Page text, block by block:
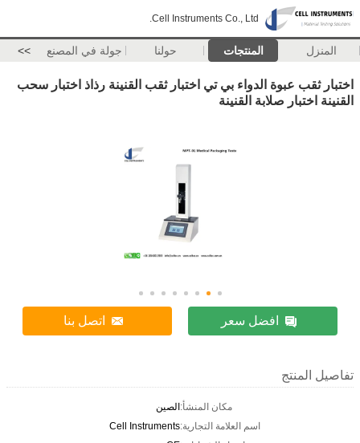
Cell Instruments Co., Ltd.
المنزل المنتجات حولنا جولة في المصنع >>
اختبار ثقب عبوة الدواء بي تي اختبار ثقب القنينة رذاذ اختبار سحب
القنينة اختبار صلابة القنينة
افضل سعر اتصل بنا
تفاصيل المنتج
مكان المنشأ:الصين
اسم العلامة التجارية:Cell Instruments